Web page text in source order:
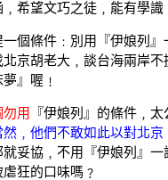
希望文巧之徒﹐能有學識
個條件﹕別用『伊娘列
北京胡老大﹐談台海兩岸
』喔﹗
勿用
『伊娘列』的條件﹐
然﹐他們不敢如此以對北
妥協﹐不用『伊娘列』
狂的口味嗎﹖